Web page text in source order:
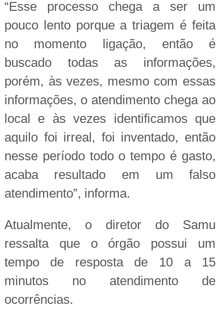
“Esse processo chega a ser um
pouco lento porque a triagem é feita
no momento ligação, então é
buscado todas as informações,
porém, às vezes, mesmo com essas
informações, o atendimento chega ao
local e às vezes identificamos que
aquilo foi irreal, foi inventado, então
nesse período todo o tempo é gasto,
acaba resultado em um falso
atendimento”, informa.
Atualmente, o diretor do Samu
ressalta que o órgão possui um
tempo de resposta de 10 a 15
minutos no atendimento de
ocorrências.